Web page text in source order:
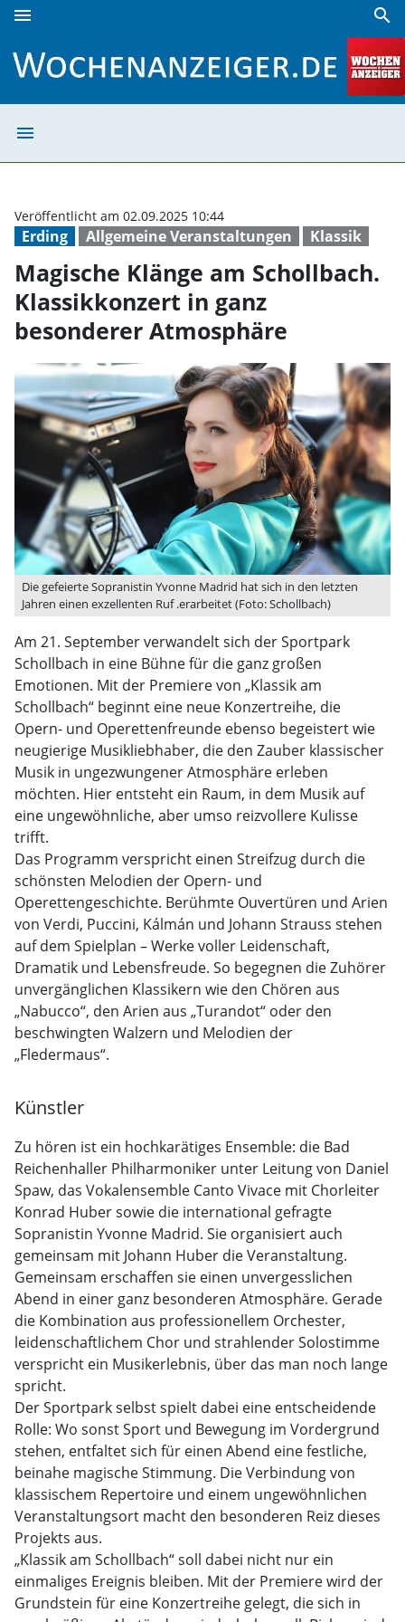
menu search
menu
Erding Allgemeine Veranstaltungen Klassik
Veröffentlicht am 02.09.2025 10:44
Magische Klänge am Schollbach.
Klassikkonzert in ganz
besonderer Atmosphäre
Die gefeierte Sopranistin Yvonne Madrid hat sich in den letzten
Jahren einen exzellenten Ruf .erarbeitet (Foto: Schollbach)
Am 21. September verwandelt sich der Sportpark
Schollbach in eine Bühne für die ganz großen
Emotionen. Mit der Premiere von „Klassik am
Schollbach“ beginnt eine neue Konzertreihe, die
Opern- und Operettenfreunde ebenso begeistert wie
neugierige Musikliebhaber, die den Zauber klassischer
Musik in ungezwungener Atmosphäre erleben
möchten. Hier entsteht ein Raum, in dem Musik auf
eine ungewöhnliche, aber umso reizvollere Kulisse
trifft.
Das Programm verspricht einen Streifzug durch die
schönsten Melodien der Opern- und
Operettengeschichte. Berühmte Ouvertüren und Arien
von Verdi, Puccini, Kálmán und Johann Strauss stehen
auf dem Spielplan – Werke voller Leidenschaft,
Dramatik und Lebensfreude. So begegnen die Zuhörer
unvergänglichen Klassikern wie den Chören aus
„Nabucco“, den Arien aus „Turandot“ oder den
beschwingten Walzern und Melodien der
„Fledermaus“.
Künstler
Zu hören ist ein hochkarätiges Ensemble: die Bad
Reichenhaller Philharmoniker unter Leitung von Daniel
Spaw, das Vokalensemble Canto Vivace mit Chorleiter
Konrad Huber sowie die international gefragte
Sopranistin Yvonne Madrid. Sie organisiert auch
gemeinsam mit Johann Huber die Veranstaltung.
Gemeinsam erschaffen sie einen unvergesslichen
Abend in einer ganz besonderen Atmosphäre. Gerade
die Kombination aus professionellem Orchester,
leidenschaftlichem Chor und strahlender Solostimme
verspricht ein Musikerlebnis, über das man noch lange
spricht.
Der Sportpark selbst spielt dabei eine entscheidende
Rolle: Wo sonst Sport und Bewegung im Vordergrund
stehen, entfaltet sich für einen Abend eine festliche,
beinahe magische Stimmung. Die Verbindung von
klassischem Repertoire und einem ungewöhnlichen
Veranstaltungsort macht den besonderen Reiz dieses
Projekts aus.
„Klassik am Schollbach“ soll dabei nicht nur ein
einmaliges Ereignis bleiben. Mit der Premiere wird der
Grundstein für eine Konzertreihe gelegt, die sich in